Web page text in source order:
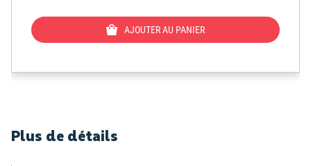
AJOUTER AU PANIER
Plus de détails